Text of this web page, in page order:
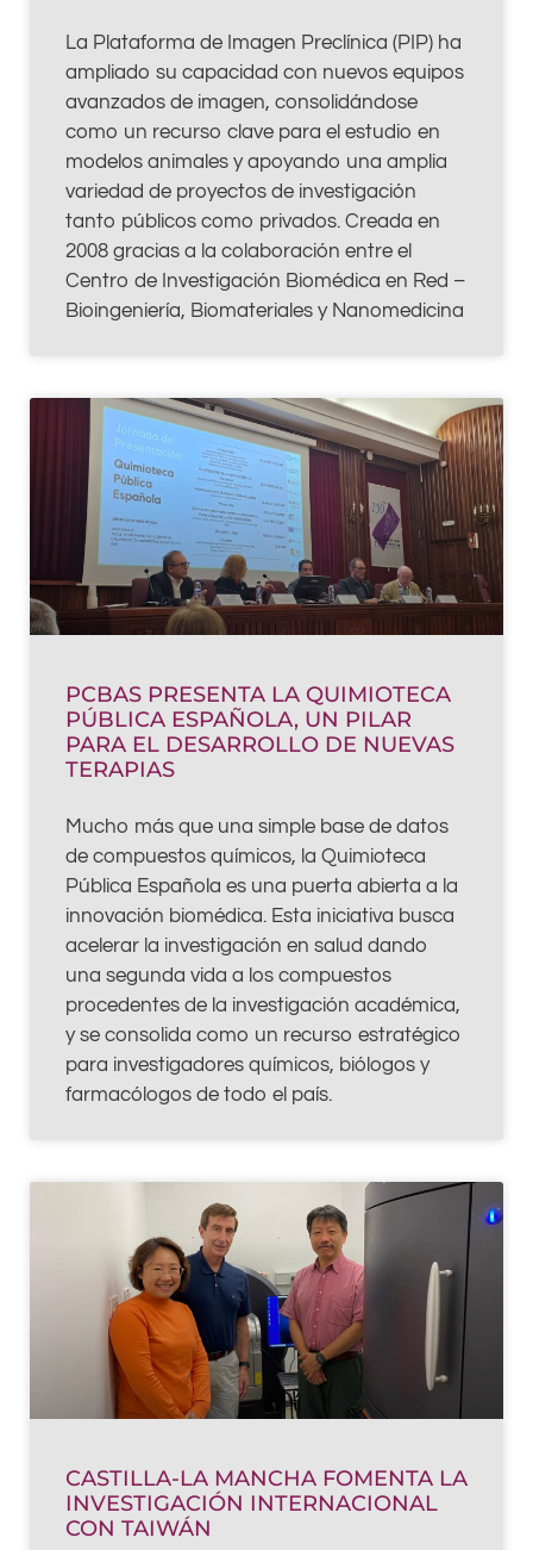
La Plataforma de Imagen Preclínica (PIP) ha
ampliado su capacidad con nuevos equipos
avanzados de imagen, consolidándose
como un recurso clave para el estudio en
modelos animales y apoyando una amplia
variedad de proyectos de investigación
tanto públicos como privados. Creada en
2008 gracias a la colaboración entre el
Centro de Investigación Biomédica en Red –
Bioingeniería, Biomateriales y Nanomedicina
PCBAS PRESENTA LA QUIMIOTECA
PÚBLICA ESPAÑOLA, UN PILAR
PARA EL DESARROLLO DE NUEVAS
TERAPIAS
Mucho más que una simple base de datos
de compuestos químicos, la Quimioteca
Pública Española es una puerta abierta a la
innovación biomédica. Esta iniciativa busca
acelerar la investigación en salud dando
una segunda vida a los compuestos
procedentes de la investigación académica,
y se consolida como un recurso estratégico
para investigadores químicos, biólogos y
farmacólogos de todo el país.
CASTILLA-LA MANCHA FOMENTA LA
INVESTIGACIÓN INTERNACIONAL
CON TAIWÁN